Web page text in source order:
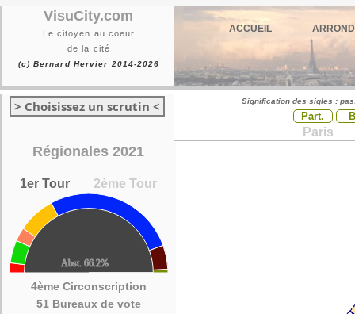
VisuCity.com
Le citoyen au coeur
de la cité
(c) Bernard Hervier 2014-2026
ACCUEIL
> Choisissez un scrutin <
Régionales 2021
1er Tour 2ème Tour
4ème Circonscription
51 Bureaux de vote
Signification des sigles :
Part.
Paris